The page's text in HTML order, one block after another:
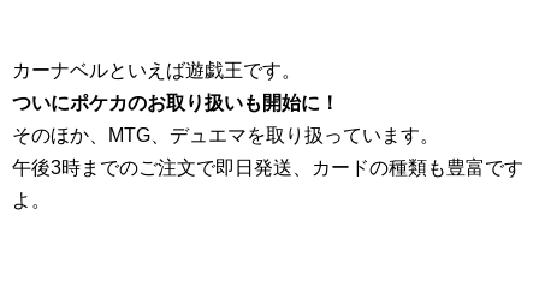
カーナベルといえば遊戯王です。
ついにポケカのお取り扱いも開始に！
そのほか、MTG、デュエマを取り扱っています。
午後3時までのご注文で即日発送、カードの種類も豊富です
よ。